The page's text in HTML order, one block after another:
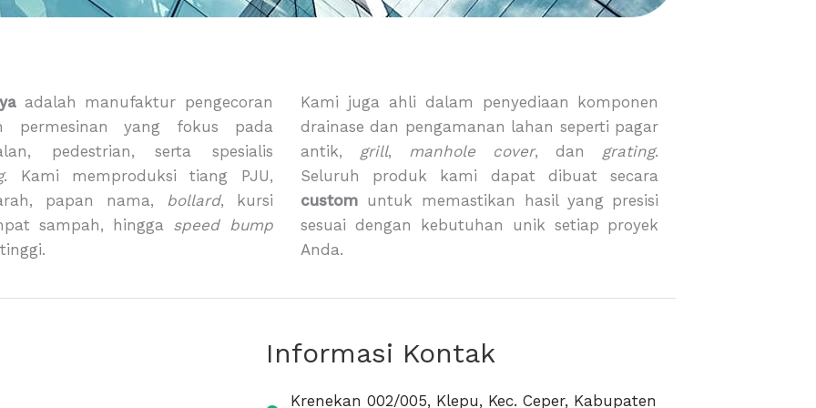
adalah manufaktur pengecoran
permesinan yang fokus pada
pedestrian, serta spesialis
. Kami memproduksi tiang PJU,
papan nama,
bollard, kursi
sampah, hingga speed bump
Kami juga ahli dalam penyediaan komponen
drainase dan pengamanan lahan seperti pagar
antik, grill, manhole cover, dan grating.
Seluruh produk kami dapat dibuat secara
customuntuk memastikan hasil yang presisi
sesuai dengan kebutuhan unik setiap proyek
Anda.
Informasi Kontak
Krenekan 002/005, Klepu, Kec. Ceper, Kabupaten